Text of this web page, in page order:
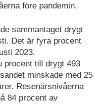
före pandemin.
sammantaget drygt
Det är fyra procent
2023.
procent till drygt 493
minskade med 25
Resenärsnivåerna
84 procent av